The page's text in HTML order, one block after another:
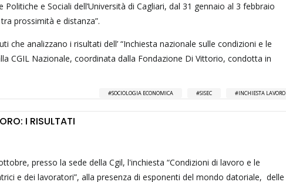
Politiche e Sociali dell’Università di Cagliari, dal 31 gennaio al 3 febbraio
prossimità e distanza”.
che analizzano i risultati dell’ “Inchiesta nazionale sulle condizioni e le
CGIL Nazionale, coordinata dalla Fondazione Di Vittorio, condotta in
SOCIOLOGIA ECONOMICA SISEC INCHIESTA LAVORO
I RISULTATI
presso la sede della Cgil, l'inchiesta “Condizioni di lavoro e le
e dei lavoratori”, alla presenza di esponenti del mondo datoriale, delle